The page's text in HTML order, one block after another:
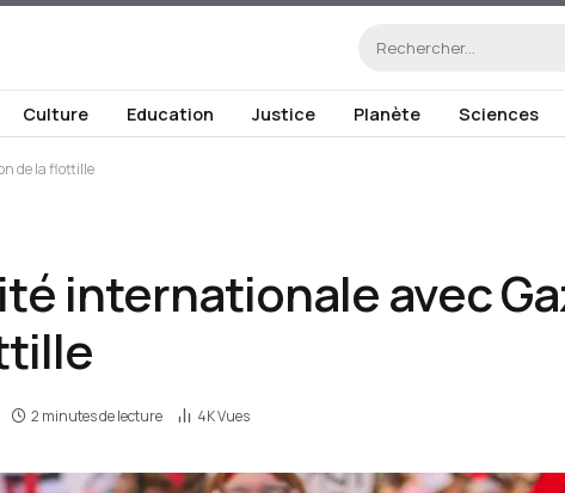
Culture Education Justice Planète Sciences
de la flottille
internationale avec
2 minutes de lecture 4KVues